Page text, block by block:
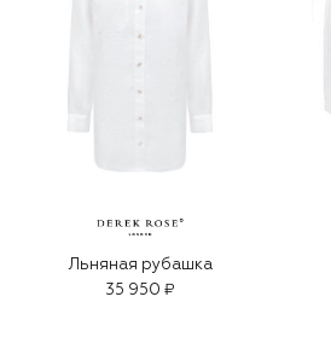
Льняная рубашка
35 950 ₽